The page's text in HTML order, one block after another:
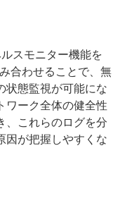
スモニター機能を
合わせることで、無
状態監視が可能にな
ワーク全体の健全性
、これらのログを分
因が把握しやすくな